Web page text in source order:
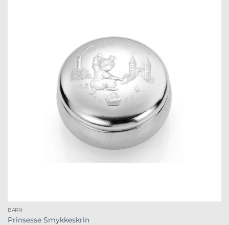
BARN
Prinsesse Smykkeskrin